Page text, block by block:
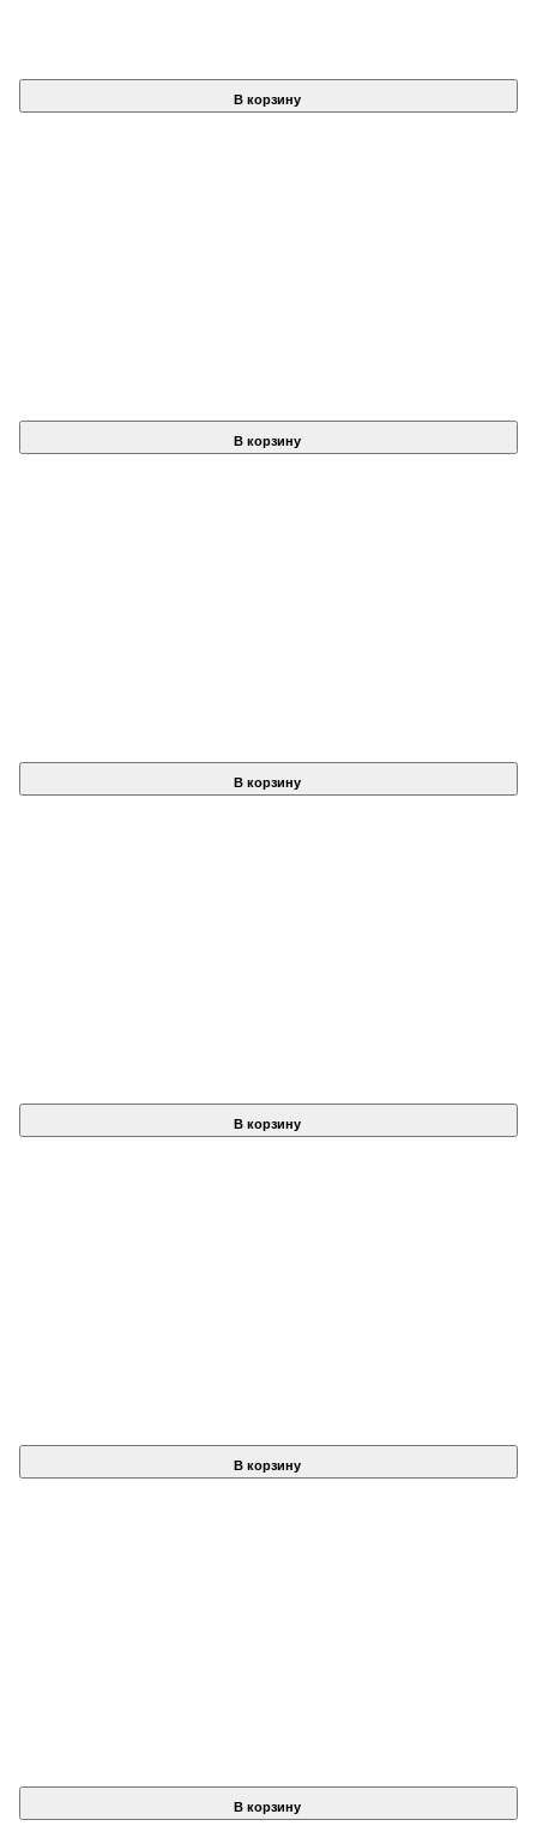
В корзину
В корзину
В корзину
В корзину
В корзину
В корзину